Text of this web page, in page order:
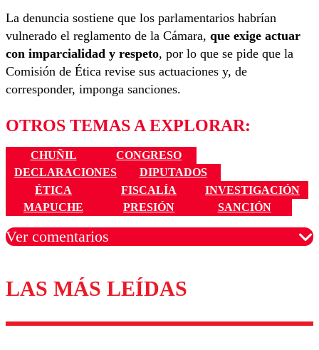
La denuncia sostiene que los parlamentarios habrían
vulnerado el reglamento de la Cámara, que exige actuar
con imparcialidad y respeto, por lo que se pide que la
Comisión de Ética revise sus actuaciones y, de
corresponder, imponga sanciones.
OTROS TEMAS A EXPLORAR:
CHUÑIL
CONGRESO
DECLARACIONES
DIPUTADOS
ÉTICA
FISCALÍA
INVESTIGACIÓN
MAPUCHE
PRESIÓN SANCIÓN
Ver comentarios
Los comentarios son moderados para garantizar un
diálogo respetuoso.
LAS MÁS LEÍDAS